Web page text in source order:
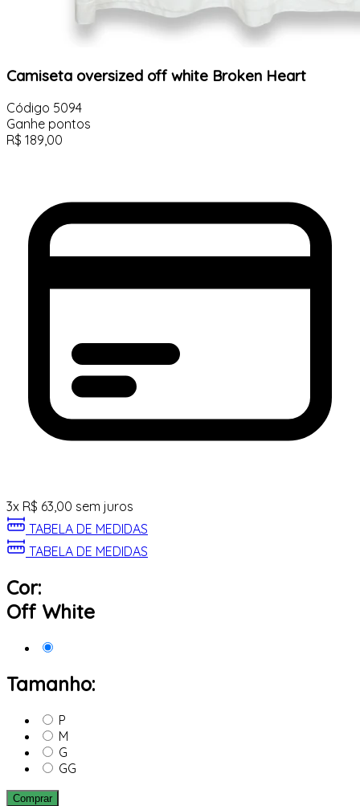
Camiseta oversized off white Broken Heart
Código 5094
Ganhe pontos
R$ 189,00
3x R$ 63,00 sem juros
TABELA DE MEDIDAS
TABELA DE MEDIDAS
Cor:
Off White
Tamanho:
P
M
G
GG
Comprar